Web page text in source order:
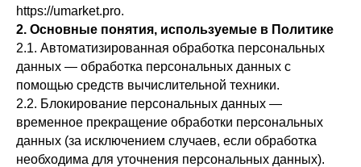
https://umarket.pro.
2. Основные понятия, используемые в Политике
2.1. Автоматизированная обработка персональных
данных — обработка персональных данных с
помощью средств вычислительной техники.
2.2. Блокирование персональных данных —
временное прекращение обработки персональных
данных (за исключением случаев, если обработка
необходима для уточнения персональных данных).